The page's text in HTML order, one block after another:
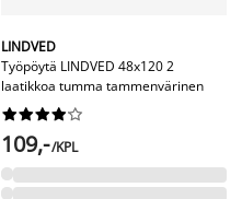
LINDVED
Työpöytä LINDVED 48x120 2
laatikkoa tumma tammenvärinen






109,-/KPL